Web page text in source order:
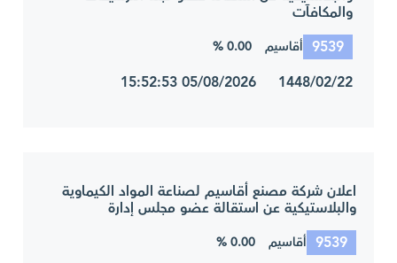
والمكافآت
9539 أقاسيم 0.00 %
1448/02/22 05/08/2026 15:52:53
اعلان شركة مصنع أقاسيم لصناعة المواد الكيماوية
والبلاستيكية عن استقالة عضو مجلس إدارة
9539 أقاسيم 0.00 %